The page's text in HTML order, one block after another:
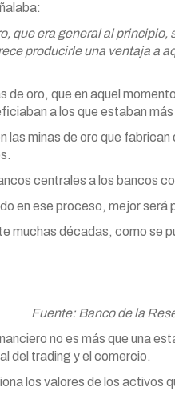
que era general al
producirle una ventaja a
de oro, que en aquel
a los que estaban
las minas de oro que
centrales a los bancos
en ese proceso, mejor
muchas décadas, como se
Fuente: Banco de la
no es más que una
del trading y el comercio.
los valores de los activos